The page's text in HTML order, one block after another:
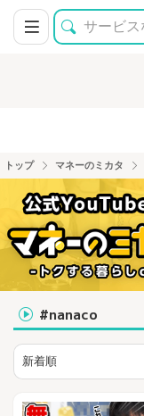
トップ マネーのミカタ
#nanaco